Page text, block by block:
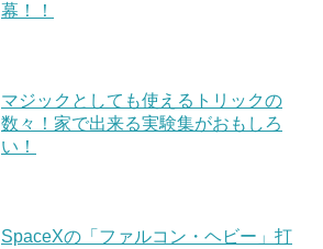
幕！！
マジックとしても使えるトリックの
数々！家で出来る実験集がおもしろ
い！
SpaceXの「ファルコン・ヘビー」打